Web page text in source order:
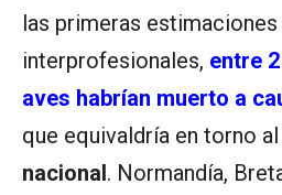
las primeras estimaciones
interprofesionales, entre
aves habrían muerto a
que equivaldría en torno al
nacional. Normandía,